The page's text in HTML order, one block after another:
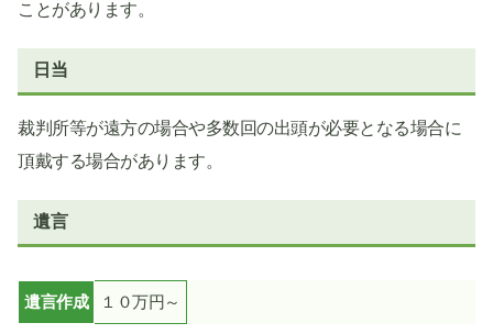
ことがあります。
日当
裁判所等が遠方の場合や多数回の出頭が必要となる場合に
頂戴する場合があります。
遺言
遺言作成 １０万円～